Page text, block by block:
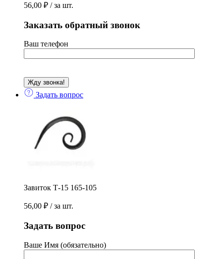
56,00 ₽ / за шт.
Заказать обратный звонок
Ваш телефон
Задать вопрос
Завиток Т-15 165-105
56,00 ₽ / за шт.
Задать вопрос
Ваше Имя (обязательно)